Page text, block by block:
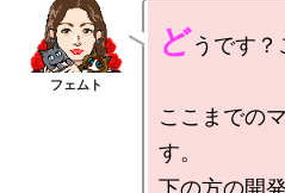
どうです
ここまでの
す。